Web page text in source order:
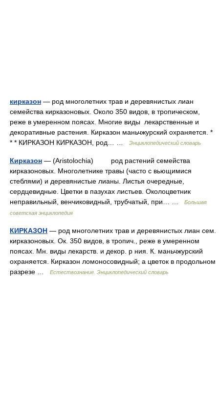
кирказон — род многолетних трав и деревянистых лиан
семейства кирказоновых. Около 350 видов, в тропическом,
реже в умеренном поясах. Многие виды лекарственные и
декоративные растения. Кирказон маньчжурский охраняется. *
* * КИРКАЗОН КИРКАЗОН, род… …
Энциклопедический словарь
Кирказон — (Aristolochia) род растений семейства
кирказоновых. Многолетнике травы (часто с вьющимися
стеблями) и деревянистые лианы. Листья очередные,
сердцевидные. Цветки в пазухах листьев. Околоцветник
неправильный, венчиковидный, трубчатый, при… …
Большая
советская энциклопедия
КИРКАЗОН — род многолетних трав и деревянистых лиан сем.
кирказоновых. Ок. 350 видов, в тропич., реже в умеренном
поясах. Мн. виды лекарств. и декор. р ния. К. маньчжурский
охраняется. Кирказон ломоносовидный; а цветок в продольном
разрезе …
Естествознание. Энциклопедический словарь